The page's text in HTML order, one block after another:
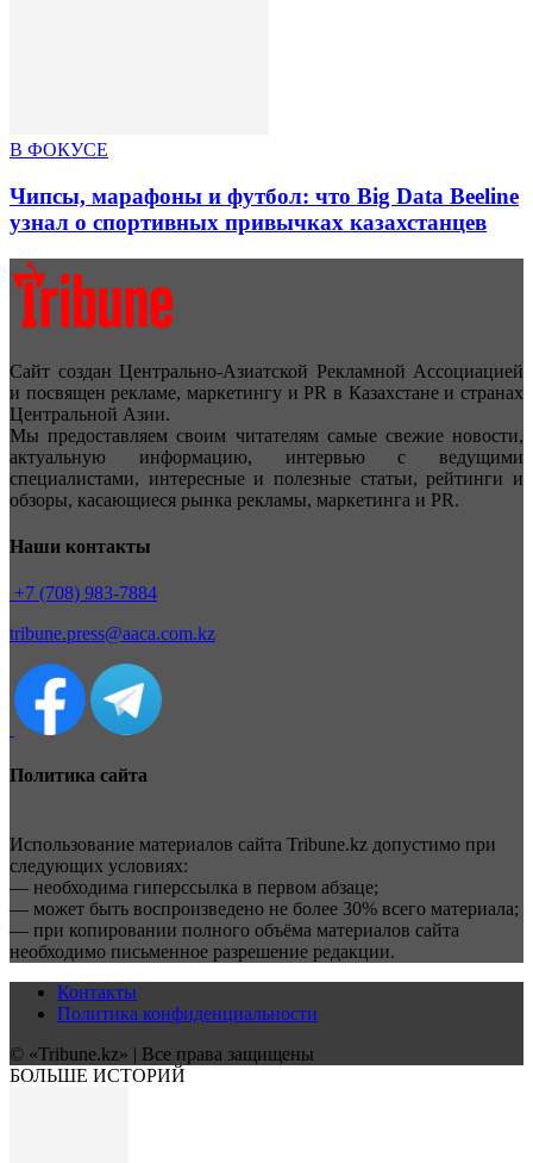
В ФОКУСЕ
Чипсы, марафоны и футбол: что Big Data Beeline
узнал о спортивных привычках казахстанцев
Сайт создан Центрально-Азиатской Рекламной Ассоциацией
и посвящен рекламе, маркетингу и PR в Казахстане и странах
Центральной Азии.
Мы предоставляем своим читателям самые свежие новости,
актуальную информацию, интервью с ведущими
специалистами, интересные и полезные статьи, рейтинги и
обзоры, касающиеся рынка рекламы, маркетинга и PR.
Наши контакты
+7 (708) 983-7884
tribune.press@aaca.com.kz
Политика сайта
Использование материалов сайта Tribune.kz допустимо при
следующих условиях:
— необходима гиперссылка в первом абзаце;
— может быть воспроизведено не более 30% всего материала;
— при копировании полного объёма материалов сайта
необходимо письменное разрешение редакции.
Контакты
Политика конфиденциальности
© «Tribune.kz» | Все права защищены
БОЛЬШЕ ИСТОРИЙ